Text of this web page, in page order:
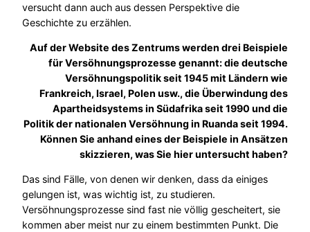
versucht dann auch aus dessen Perspektive die
Geschichte zu erzählen.
Auf der Website des Zentrums werden drei Beispiele
für Versöhnungsprozesse genannt: die deutsche
Versöhnungspolitik seit 1945 mit Ländern wie
Frankreich, Israel, Polen usw., die Überwindung des
Apartheidsystems in Südafrika seit 1990 und die
Politik der nationalen Versöhnung in Ruanda seit 1994.
Können Sie anhand eines der Beispiele in Ansätzen
skizzieren, was Sie hier untersucht haben?
Das sind Fälle, von denen wir denken, dass da einiges
gelungen ist, was wichtig ist, zu studieren.
Versöhnungsprozesse sind fast nie völlig gescheitert, sie
kommen aber meist nur zu einem bestimmten Punkt. Die